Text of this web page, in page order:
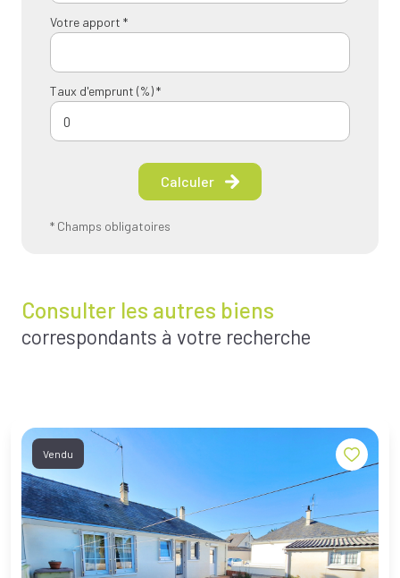
Votre apport *
Taux d'emprunt (%) *
Calculer
* Champs obligatoires
Consulter les autres biens
correspondants à votre recherche
Vendu